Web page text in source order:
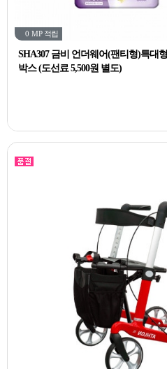
0 MP 적립
SHA307 금비 언더웨어(팬티형)특대
박스 (도선료 5,500원 별도)